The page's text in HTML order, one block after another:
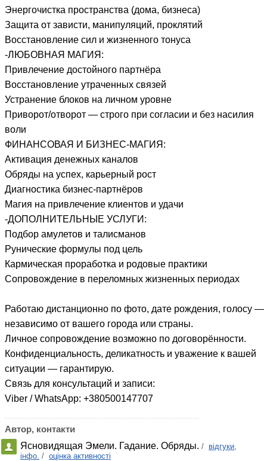
Энергочистка пространства (дома, бизнеса)
Защита от зависти, манипуляций, проклятий
Восстановление сил и жизненного тонуса
-ЛЮБОВНАЯ МАГИЯ:
Привлечение достойного партнёра
Восстановление утраченных связей
Устранение блоков на личном уровне
Приворот/отворот — строго при согласии и без насилия
воли
ФИНАНСОВАЯ И БИЗНЕС-МАГИЯ:
Активация денежных каналов
Обряды на успех, карьерный рост
Диагностика бизнес-партнёров
Магия на привлечение клиентов и удачи
-ДОПОЛНИТЕЛЬНЫЕ УСЛУГИ:
Подбор амулетов и талисманов
Рунические формулы под цель
Кармическая проработка и родовые практики
Сопровождение в переломных жизненных периодах
Работаю дистанционно по фото, дате рождения, голосу —
независимо от вашего города или страны.
Личное сопровождение возможно по договорённости.
Конфиденциальность, деликатность и уважение к вашей
ситуации — гарантирую.
Связь для консультаций и записи:
Viber / WhatsApp: +380500147707
Автор, контакти
Ясновидящая Эмели. Гадание. Обряды. / відгуки,
інфо. / оцінка активності